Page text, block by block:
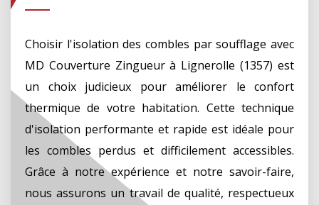
Choisir l'isolation des combles par soufflage avec
MD Couverture Zingueur à Lignerolle (1357) est
un choix judicieux pour améliorer le confort
thermique de votre habitation. Cette technique
d'isolation performante et rapide est idéale pour
les combles perdus et difficilement accessibles.
Grâce à notre expérience et notre savoir-faire,
nous assurons un travail de qualité, respectueux